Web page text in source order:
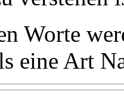
Worte
eine Art